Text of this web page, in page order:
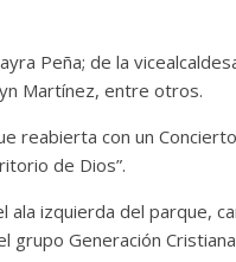
Peña; de la
Martínez, entre otros.
reabierta con un
de Dios”.
ala izquierda del parque,
Generación